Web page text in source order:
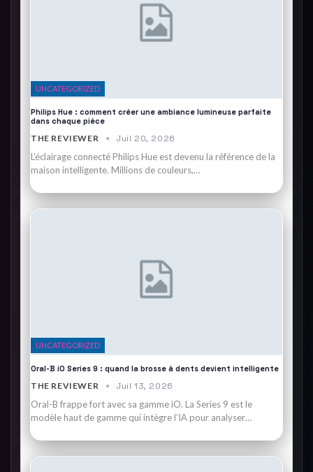
UNCATEGORIZED
Philips Hue : comment créer une ambiance lumineuse parfaite
dans chaque pièce
THE REVIEWER
Juil 20, 2026
L’éclairage connecté Philips Hue est devenu la référence de la
maison intelligente. Millions de couleurs,…
UNCATEGORIZED
Oral-B iO Series 9 : quand la brosse à dents devient intelligente
THE REVIEWER
Juil 13, 2026
Oral-B frappe fort avec sa gamme iO. La Series 9 est le
modèle haut de gamme qui intègre l’IA pour analyser…